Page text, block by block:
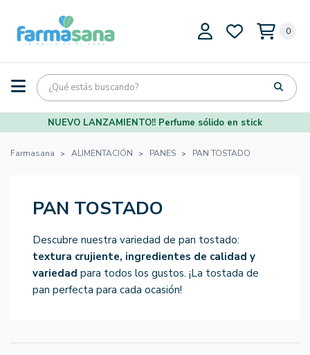
0
NUEVO LANZAMIENTO!! Perfume sólido en stick
Farmasana ALIMENTACIÓN PANES PAN TOSTADO
PAN TOSTADO
Descubre nuestra variedad de pan tostado:
textura crujiente, ingredientes de calidad y
variedad para todos los gustos. ¡La tostada de
pan perfecta para cada ocasión!